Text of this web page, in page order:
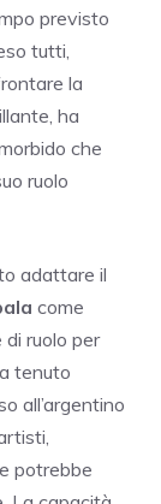
previsto
tutti,
la
ha
che
ruolo
adattare il
come
di ruolo per
tenuto
all’argentino
potrebbe